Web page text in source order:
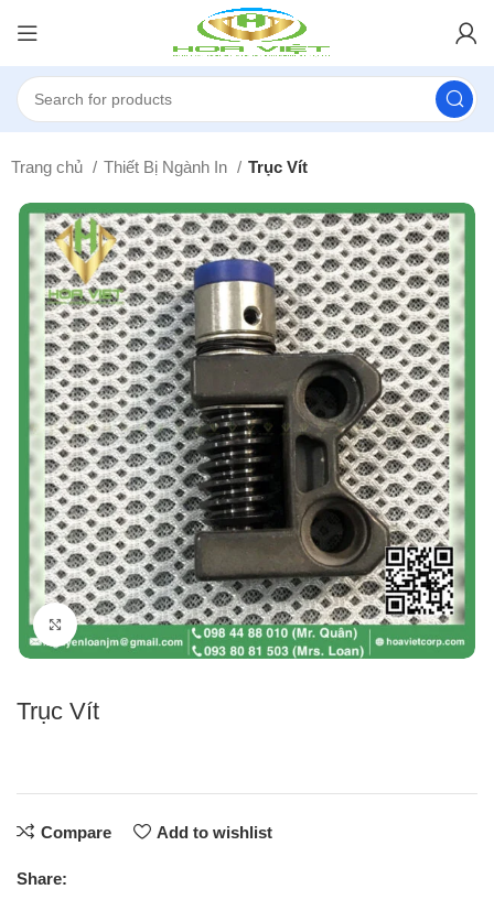
Trang chủ Thiết Bị Ngành In Trục Vít
Click to enlarge
Trục Vít
Compare Add to wishlist
Share: